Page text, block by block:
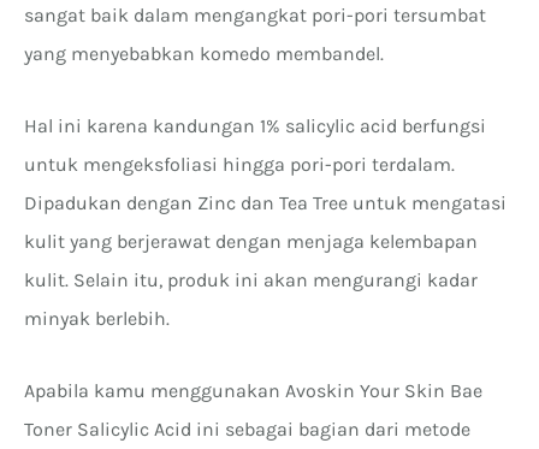
sangat baik dalam mengangkat pori-pori tersumbat
yang menyebabkan komedo membandel.
Hal ini karena kandungan 1% salicylic acid berfungsi
untuk mengeksfoliasi hingga pori-pori terdalam.
Dipadukan dengan Zinc dan Tea Tree untuk mengatasi
kulit yang berjerawat dengan menjaga kelembapan
kulit. Selain itu, produk ini akan mengurangi kadar
minyak berlebih.
Apabila kamu menggunakan Avoskin Your Skin Bae
Toner Salicylic Acid ini sebagai bagian dari metode